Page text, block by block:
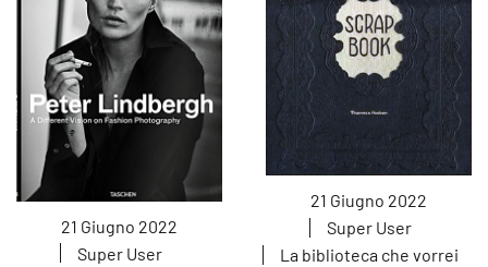
21 Giugno 2022
Super User
21 Giugno 2022
Super User
La biblioteca che vorrei